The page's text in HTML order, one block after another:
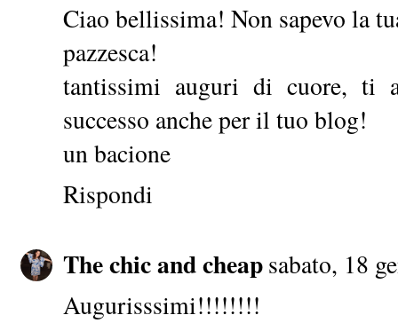
Ciao bellissima! Non sapevo la
pazzesca!
tantissimi auguri di cuore, ti
successo anche per il tuo blog!
un bacione
Rispondi
The chic and cheapsabato, 18
Augurisssimi!!!!!!!!